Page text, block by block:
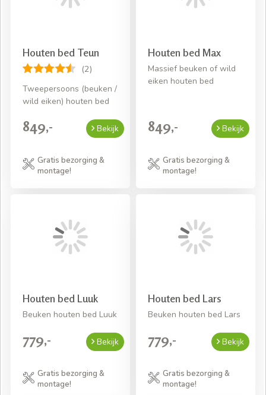
Houten bed Teun
(2)
Tweepersoons (beuken /
wild eiken) houten bed
849,- Bekijk
Gratis bezorging &
montage!
Houten bed Max
Massief beuken of wild
eiken houten bed
849,- Bekijk
Gratis bezorging &
montage!
Houten bed Luuk
Beuken houten bed Luuk
779,- Bekijk
Gratis bezorging &
montage!
Houten bed Lars
Beuken houten bed Lars
779,- Bekijk
Gratis bezorging &
montage!